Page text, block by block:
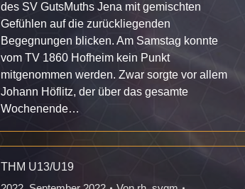
des SV GutsMuths Jena mit gemischten
Gefühlen auf die zurückliegenden
Begegnungen blicken. Am Samstag konnte
vom TV 1860 Hofheim kein Punkt
mitgenommen werden. Zwar sorgte vor allem
Johann Höflitz, der über das gesamte
Wochenende…
THM U13/U19